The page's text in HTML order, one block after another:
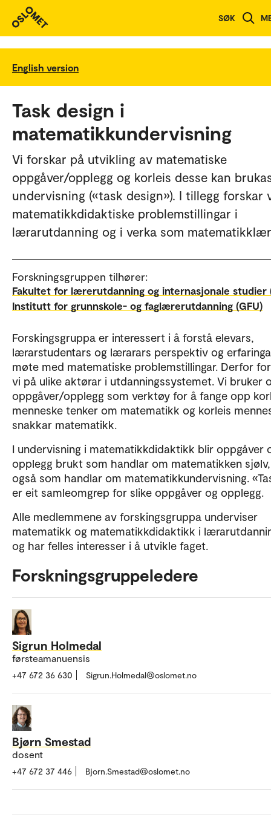
SØK
English version
Task design i
matematikkundervisning
Vi forskar på utvikling av matematiske
oppgåver/opplegg og korleis desse kan
undervisning («task design»). I tillegg forskar
matematikkdidaktiske problemstillingar i
lærarutdanning og i verka som
Forskningsgruppen tilhører:
Fakultet for lærerutdanning og internasjonale studier
Institutt for grunnskole- og faglærerutdanning (GFU)
Forskingsgruppa er interessert i å forstå elevars,
lærarstudentars og lærarars perspektiv og
møte med matematiske problemstillingar. Derfor
vi på ulike aktørar i utdanningssystemet. Vi bruker
oppgåver/opplegg som verktøy for å fange opp
menneske tenker om matematikk og korleis
snakkar matematikk.
I undervisning i matematikkdidaktikk blir oppgåver
opplegg brukt som handlar om matematikken
også som handlar om matematikkundervisning.
er eit samleomgrep for slike oppgåver og opplegg.
Alle medlemmene av forskingsgruppa underviser
matematikk og matematikkdidaktikk i
og har felles interesser i å utvikle faget.
Forskningsgruppeledere
Sigrun Holmedal
førsteamanuensis
+47 672 36 630 Sigrun.Holmedal@oslomet.no
Bjørn Smestad
dosent
+47 672 37 446 Bjorn.Smestad@oslomet.no